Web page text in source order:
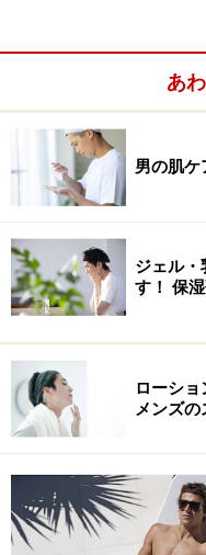
麻布ハリーク代表の岡
がける美容鍼灸施術が
しかし、鍼灸と言われ
「針を刺すって痛くな
のでは？」「本当に効
なくないと思います
通ってみると、症状が
しない場合には鍼灸を
実。
あ
男の肌ケ
ジェル・
す！ 保
ローシ
メンズ